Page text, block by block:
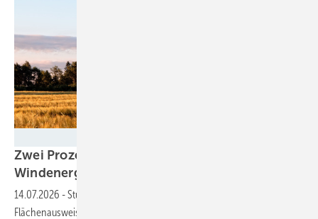
Zwei Prozent reichen nicht: Warum
Windenergieflächen auch tauglich sein
14.07.2026 -Studie zeigt: Planungsträger dürfen bei
Flächenausweisung nicht nur auf Quantität setzen. Abwägungs- und